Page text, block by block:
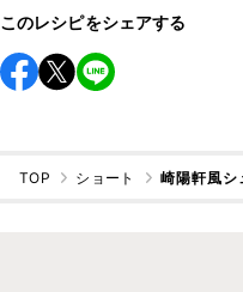
このレシピをシェアする
TOP ショート 崎陽軒風シ